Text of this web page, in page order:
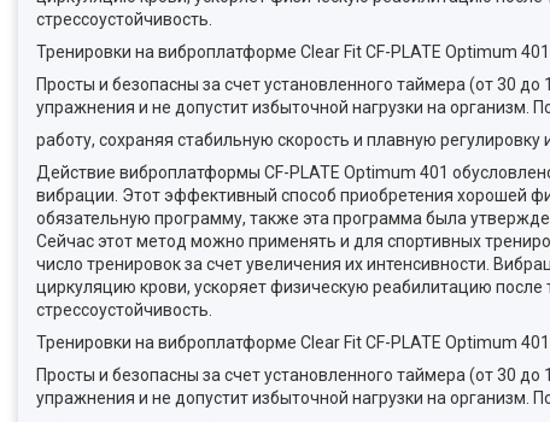
стрессоустойчивость.
Тренировки на виброплатформе Clear Fit CF-PLATE Optimum
Просты и безопасны за счет установленного таймера (от 30
упражнения и не допустит избыточной нагрузки на организм.
работу, сохраняя стабильную скорость и плавную регулировку
Действие виброплатформы CF-PLATE Optimum 401
вибрации. Этот эффективный способ приобретения хорошей
обязательную программу, также эта программа была
Сейчас этот метод можно применять и для спортивных
число тренировок за счет увеличения их интенсивности.
циркуляцию крови, ускоряет физическую реабилитацию
стрессоустойчивость.
Тренировки на виброплатформе Clear Fit CF-PLATE Optimum
Просты и безопасны за счет установленного таймера (от 30
упражнения и не допустит избыточной нагрузки на организм.